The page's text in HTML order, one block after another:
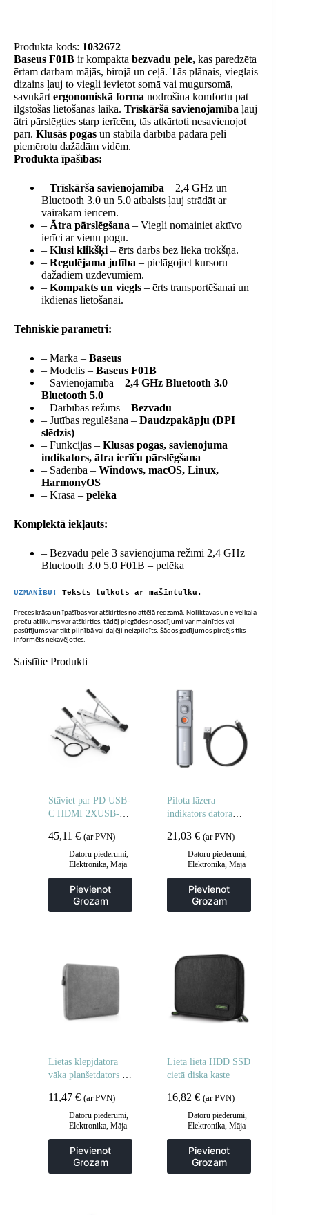
Produkta kods: 1032672
Baseus F01B ir kompakta bezvadu pele, kas paredzēta
ērtam darbam mājās, birojā un ceļā. Tās plānais, vieglais
dizains ļauj to viegli ievietot somā vai mugursomā,
savukārt ergonomiskā forma nodrošina komfortu pat
ilgstošas ​​lietošanas laikā. Trīskāršā savienojamība ļauj
ātri pārslēgties starp ierīcēm, tās atkārtoti nesavienojot
pārī. Klusās pogas un stabilā darbība padara peli
piemērotu dažādām vidēm.
Produkta īpašības:
– Trīskārša savienojamība – 2,4 GHz un
Bluetooth 3.0 un 5.0 atbalsts ļauj strādāt ar
vairākām ierīcēm.
– Ātra pārslēgšana – Viegli nomainiet aktīvo
ierīci ar vienu pogu.
– Klusi klikšķi – ērts darbs bez lieka trokšņa.
– Regulējama jutība – pielāgojiet kursoru
dažādiem uzdevumiem.
– Kompakts un viegls – ērts transportēšanai un
ikdienas lietošanai.
Tehniskie parametri:
– Marka – Baseus
– Modelis – Baseus F01B
– Savienojamība – 2,4 GHz Bluetooth 3.0
Bluetooth 5.0
– Darbības režīms – Bezvadu
– Jutības regulēšana – ​​Daudzpakāpju (DPI
slēdzis)
– Funkcijas – Klusas pogas, savienojuma
indikators, ātra ierīču pārslēgšana
– Saderība – Windows, macOS, Linux,
HarmonyOS
– Krāsa – pelēka
Komplektā iekļauts:
– Bezvadu pele 3 savienojuma režīmi 2,4 GHz
Bluetooth 3.0 5.0 F01B – pelēka
UZMANĪBU! Teksts tulkots ar mašīntulku.
Preces krāsa un īpašības var atšķirties no attēlā redzamā. Noliktavas un e-veikala
preču atlikums var atšķirties, tādēļ piegādes nosacījumi var mainīties vai
pasūtījums var tikt pilnībā vai daļēji neizpildīts. Šādos gadījumos pircējs tiks
informēts nekavējoties.
Saistītie Produkti
Stāviet par PD USB-
C HDMI 2XUSB-A
1XTF melnais
klēpjdators
45,11 € (ar PVN)
Datoru piederumi,
Elektronika, Māja
Pievienot
Grozam
Pilota lāzera
indikators datora
iebūvētu oranžu
punktu pelēku
akumulatoru
21,03€ (ar PVN)
Datoru piederumi,
Elektronika,Māja
Pievienot
Grozam
Lietas klēpjdatora
vāka planšetdators 13
11,47 € (ar PVN)
Datoru piederumi,
Elektronika, Māja
Pievienot
Grozam
Lieta lieta HDD SSD
cietā diska kaste
16,82€ (ar PVN)
Datoru piederumi,
Elektronika,Māja
Pievienot
Grozam